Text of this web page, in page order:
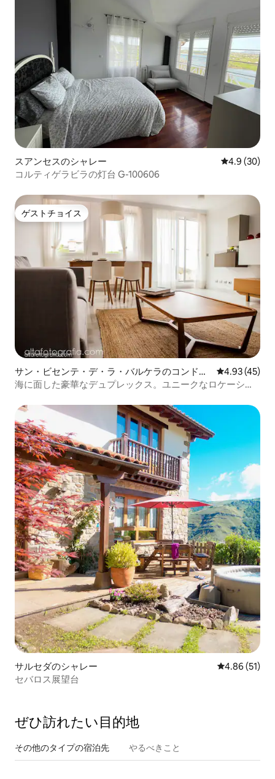
スアンセスのシャレー レビュー30
4.9 (30)
コルティゲラビラの灯台 G-100606
ゲストチョイス
ゲストチョイス
サン・ビセンテ・デ・ラ・バルケラのコンドミ
ニアム
レビュー45
4.93 (45)
海に面した豪華なデュプレックス。ユニークなロケーショ
サルセダのシャレー レビュー51
4.86 (51)
セバロス展望台
ぜひ訪⁠れ⁠た⁠い目⁠的⁠地
その他のタ⁠イ⁠プ⁠の宿⁠泊⁠先 やるべきこと